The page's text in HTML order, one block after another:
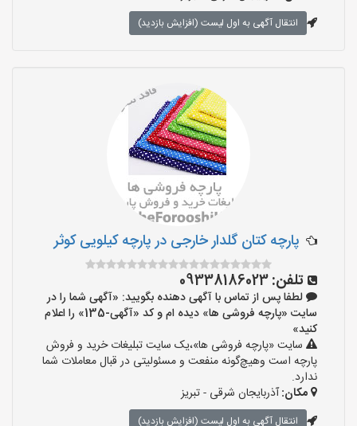
انتقال آگهی به اول لیست (افزایش بازدید)
پارچه کتان گلدار خارجی در پارچه کیلویی کوثر
تلفن:09338186023
لطفا پس از تماس با آگهی دهنده بگویید: «آگهی شما را در
سایت «پارچه فروشی ها» دیده ام و کد «آگهی-135» را اعلام
کنید»
سایت «پارچه فروشی ها»،یک سایت تبلیغات خرید و فروش
پارچه است وهیچ‌گونه منفعت و مسئولیتی در قبال معاملات شما
ندارد.
مکان:آذربایجان شرقی - تبریز
انتقال آگهی به اول لیست (افزایش بازدید)